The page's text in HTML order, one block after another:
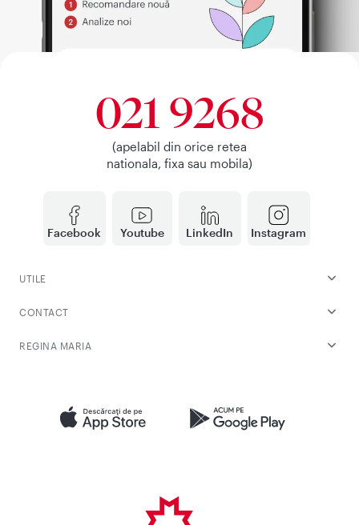
Facebook Youtube LinkedIn Instagram
021 9268
(apelabil din orice retea
nationala, fixa sau mobila)
UTILE
CONTACT
REGINA MARIA